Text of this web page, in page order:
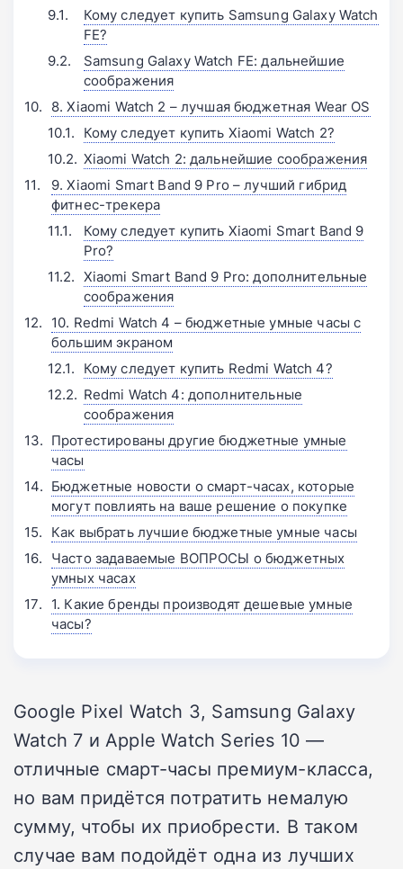
Кому следует купить Samsung Galaxy Watch
FE?
Samsung Galaxy Watch FE: дальнейшие
соображения
8. Xiaomi Watch 2 – лучшая бюджетная Wear OS
Кому следует купить Xiaomi Watch 2?
Xiaomi Watch 2: дальнейшие соображения
9. Xiaomi Smart Band 9 Pro – лучший гибрид
фитнес-трекера
Кому следует купить Xiaomi Smart Band 9
Pro?
Xiaomi Smart Band 9 Pro: дополнительные
соображения
10. Redmi Watch 4 – бюджетные умные часы с
большим экраном
Кому следует купить Redmi Watch 4?
Redmi Watch 4: дополнительные
соображения
Протестированы другие бюджетные умные
часы
Бюджетные новости о смарт-часах, которые
могут повлиять на ваше решение о покупке
Как выбрать лучшие бюджетные умные часы
Часто задаваемые ВОПРОСЫ о бюджетных
умных часах
1. Какие бренды производят дешевые умные
часы?
Google Pixel Watch 3, Samsung Galaxy
Watch 7 и Apple Watch Series 10 —
отличные смарт-часы премиум-класса,
но вам придётся потратить немалую
сумму, чтобы их приобрести. В таком
случае вам подойдёт одна из лучших